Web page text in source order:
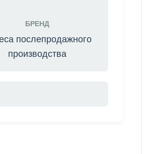
БРЕНД
послепродажного
производства